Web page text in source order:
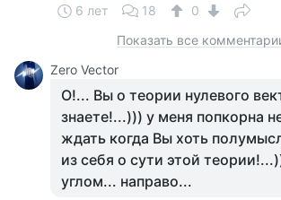
6 лет 18
0
Показать все
Zero Vector
О!... Вы о теории нулевого
знаете!...))) у меня попкорна
ждать когда Вы хоть
из себя о сути этой
углом... направо...